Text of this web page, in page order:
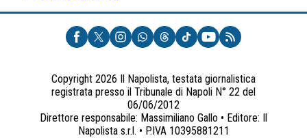
UNA
NUOVA
SCHEDA)
Copyright 2026 Il Napolista, testata giornalistica
registrata presso il Tribunale di Napoli N° 22 del
06/06/2012
Direttore responsabile: Massimiliano Gallo • Editore: Il
Napolista s.r.l. • P.IVA 10395881211